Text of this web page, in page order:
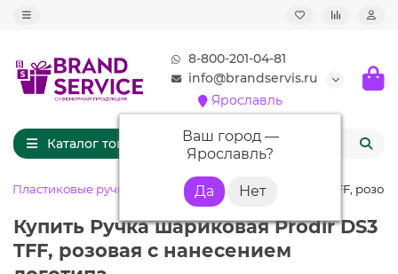
8-800-201-04-81
info@brandservis.ru
Ярославль
Ваш город —
Ярославль?
Каталог товаров
Пластиковые ручки Ручка шариковая Prodir DS3 TFF,
Купить Ручка шариковая Prodir DS3
TFF, розовая с нанесением